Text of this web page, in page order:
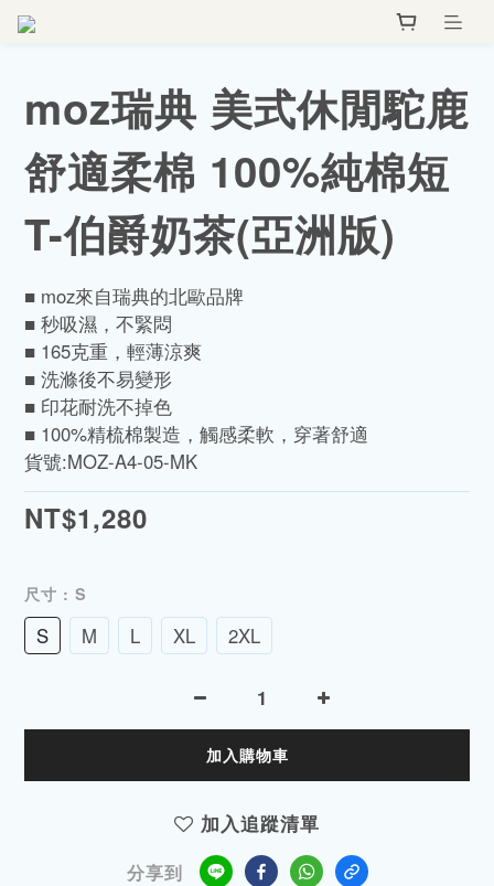
moz瑞典 美式休閒駝鹿
舒適柔棉 100%純棉短
T-伯爵奶茶(亞洲版)
■ moz來自瑞典的北歐品牌
■ 秒吸濕，不緊悶
■ 165克重，輕薄涼爽
■ 洗滌後不易變形
■ 印花耐洗不掉色
■ 100%精梳棉製造，觸感柔軟，穿著舒適
貨號:MOZ-A4-05-MK
NT$1,280
尺寸 : S
S M L XL 2XL
加入購物車
加入追蹤清單
分享到